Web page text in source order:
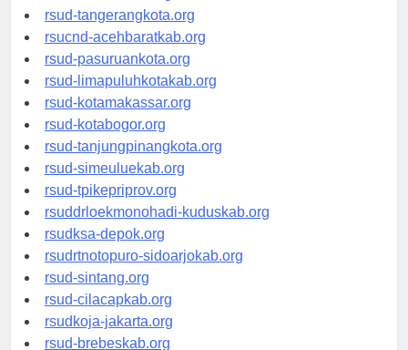
rsud-kotabekasi.org
rsud-tangerangkota.org
rsucnd-acehbaratkab.org
rsud-pasuruankota.org
rsud-limapuluhkotakab.org
rsud-kotamakassar.org
rsud-kotabogor.org
rsud-tanjungpinangkota.org
rsud-simeuluekab.org
rsud-tpikepriprov.org
rsuddrloekmonohadi-kuduskab.org
rsudksa-depok.org
rsudrtnotopuro-sidoarjokab.org
rsud-sintang.org
rsud-cilacapkab.org
rsudkoja-jakarta.org